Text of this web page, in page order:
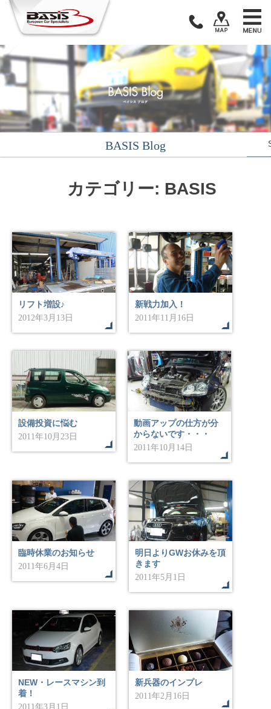
Skip
content
BASIS Blog
カテゴリー: BASIS
リフト増設♪
2012年3月13日
新戦力加入！
2011年11月16日
設備投資に悩む
2011年10月23日
動画アップの仕方が分
からないです・・・
2011年10月14日
臨時休業のお知らせ
2011年6月4日
明日よりGWお休みを頂
きます
2011年5月1日
NEW・レースマシン到
着！
2011年3月1日
新兵器のインプレ
2011年2月16日